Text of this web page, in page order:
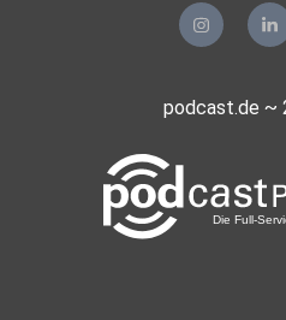
podcast.de ~